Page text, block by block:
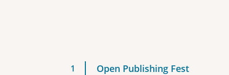
Open Publishing Fest